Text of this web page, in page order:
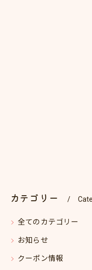
カテゴリー
全てのカテゴリー
お知らせ
クーポン情報